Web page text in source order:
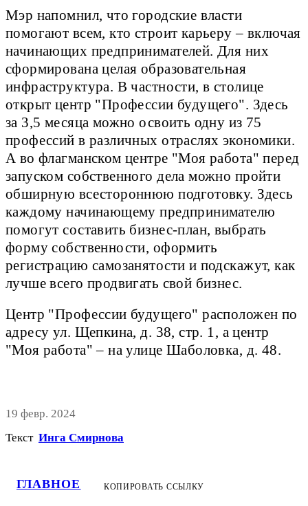
ГЛАВНОЕ
Мэр напомнил, что городские власти
помогают всем, кто строит карьеру – включая
начинающих предпринимателей. Для них
сформирована целая образовательная
инфраструктура. В частности, в столице
открыт центр "Профессии будущего". Здесь
за 3,5 месяца можно освоить одну из 75
профессий в различных отраслях экономики.
А во флагманском центре "Моя работа" перед
запуском собственного дела можно пройти
обширную всестороннюю подготовку. Здесь
каждому начинающему предпринимателю
помогут составить бизнес-план, выбрать
форму собственности, оформить
регистрацию самозанятости и подскажут, как
лучше всего продвигать свой бизнес.
Центр "Профессии будущего" расположен по
адресу ул. Щепкина, д. 38, стр. 1, а центр
"Моя работа" – на улице Шаболовка, д. 48.
19 февр. 2024
Текст Инга Смирнова
КОПИРОВАТЬ ССЫЛКУ